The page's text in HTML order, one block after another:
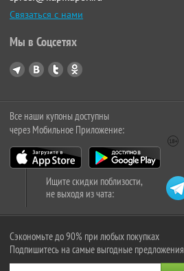
Связаться с нами
Мы в Соцсетях
Все наши купоны доступны
через Мобильное Приложение:
Ищите скидки поблизости,
не выходя из чата:
Сэкономьте до 90% при любых покупках
Подпишитесь на самые выгодные предложения